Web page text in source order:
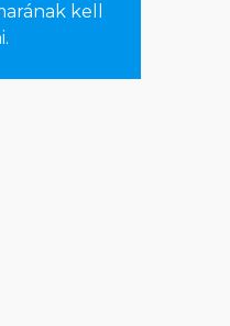
kell
.